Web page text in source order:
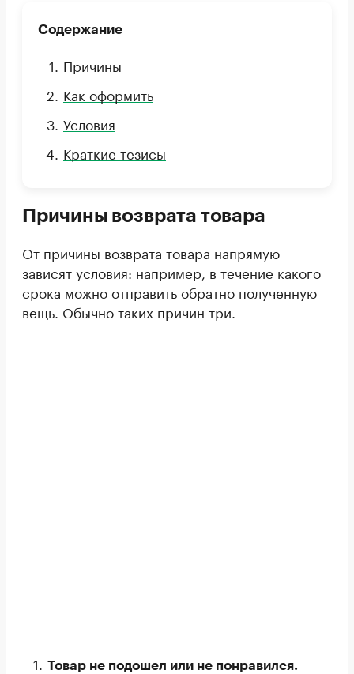
Содержание
Причины
Как оформить
Условия
Краткие тезисы
Причины возврата товара
От причины возврата товара напрямую
зависят условия: например, в течение какого
срока можно отправить обратно полученную
вещь. Обычно таких причин три.
Товар не подошел или не понравился.